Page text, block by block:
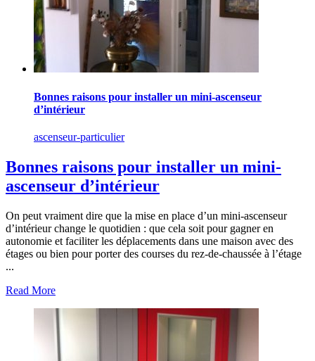
Bonnes raisons pour installer un mini-ascenseur
d’intérieur
ascenseur-particulier
Bonnes raisons pour installer un mini-
ascenseur d’intérieur
On peut vraiment dire que la mise en place d’un mini-ascenseur
d’intérieur change le quotidien : que cela soit pour gagner en
autonomie et faciliter les déplacements dans une maison avec des
étages ou bien pour porter des courses du rez-de-chaussée à l’étage
...
Read More